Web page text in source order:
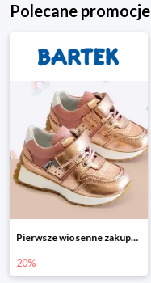
Polecane promocje
-30% na wszystko!!
30%